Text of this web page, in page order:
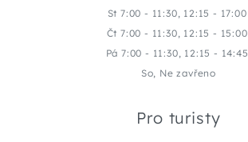
St 7:00 - 11:30, 12:15 - 17:00
Čt 7:00 - 11:30, 12:15 - 15:00
Pá 7:00 - 11:30, 12:15 - 14:45
So, Ne zavřeno
Pro turisty